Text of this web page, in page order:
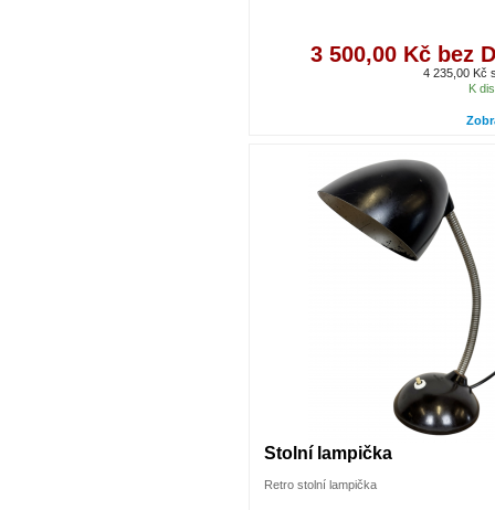
3 500,00 Kč bez
4 235,00 Kč
K
Stolní lampička
Retro stolní lampička